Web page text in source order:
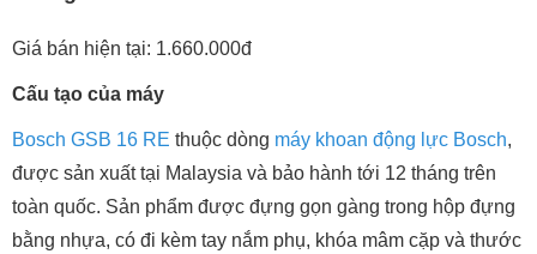
Giá bán hiện tại: 1.660.000đ
Cấu tạo của máy
Bosch GSB 16 RE thuộc dòng máy khoan động lực Bosch,
được sản xuất tại Malaysia và bảo hành tới 12 tháng trên
toàn quốc. Sản phẩm được đựng gọn gàng trong hộp đựng
bằng nhựa, có đi kèm tay nắm phụ, khóa mâm cặp và thước